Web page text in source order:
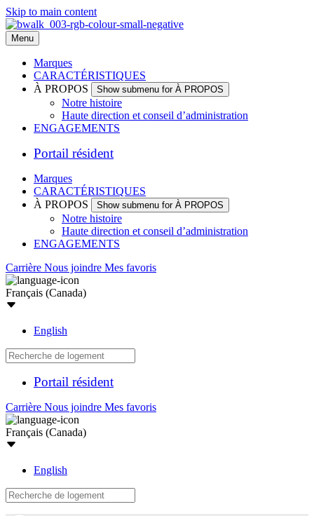
Skip to main content
Menu
Marques
CARACTÉRISTIQUES
À PROPOS
Show submenu for À PROPOS
Notre histoire
Haute direction et conseil d’administration
ENGAGEMENTS
Portail résident
Marques
CARACTÉRISTIQUES
À PROPOS
Show submenu for À PROPOS
Notre histoire
Haute direction et conseil d’administration
ENGAGEMENTS
Carrière Nous joindre Mes favoris
Français (Canada)
English
Portail résident
Carrière Nous joindre Mes favoris
Français (Canada)
English